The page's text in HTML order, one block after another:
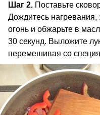
Шаг 2. Поставьте
Дождитесь нагревания,
огонь и обжарьте в
30 секунд. Выложите
перемешивая со